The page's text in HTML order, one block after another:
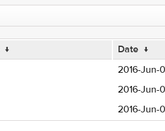
↓ Date ↓
2016-Jun-
2016-Jun-
2016-Jun-